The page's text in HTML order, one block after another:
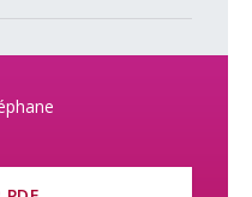
Réputée pour être l’une